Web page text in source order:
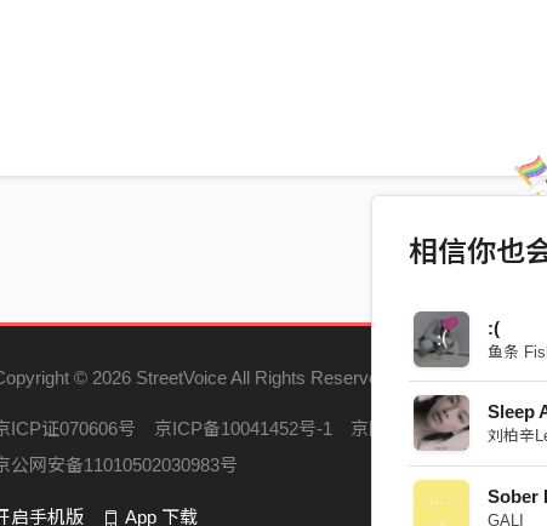
相信你也
:(
鱼条
Sleep
刘柏辛
Sober
GALI
© 2026 StreetVoice All Rights Reserved.
ICP证070606号 京ICP备10041452号-1
京网文（2023）5121-
公网安备11010502030983号
启手机版 App 下载